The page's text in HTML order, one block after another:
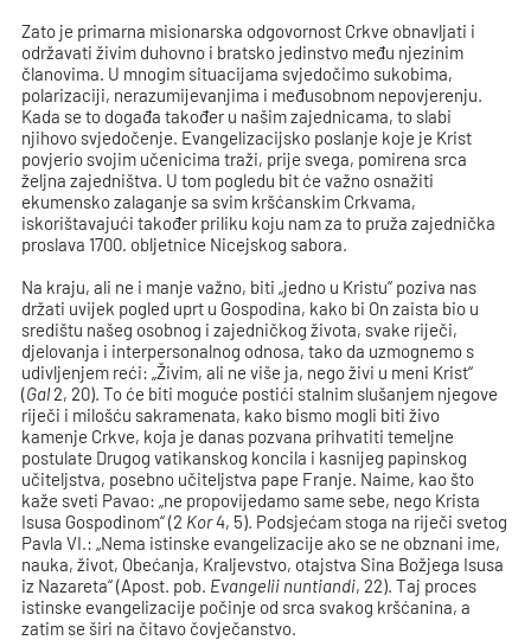
Zato je primarna misionarska odgovornost Crkve obnavljati i
održavati živim duhovno i bratsko jedinstvo među njezinim
članovima. U mnogim situacijama svjedočimo sukobima,
polarizaciji, nerazumijevanjima i međusobnom nepovjerenju.
Kada se to događa također u našim zajednicama, to slabi
njihovo svjedočenje. Evangelizacijsko poslanje koje je Krist
povjerio svojim učenicima traži, prije svega, pomirena srca
željna zajedništva. U tom pogledu bit će važno osnažiti
ekumensko zalaganje sa svim kršćanskim Crkvama,
iskorištavajući također priliku koju nam za to pruža zajednička
proslava 1700. obljetnice Nicejskog sabora.
Na kraju, ali ne i manje važno, biti „jedno u Kristu“ poziva nas
držati uvijek pogled uprt u Gospodina, kako bi On zaista bio u
središtu našeg osobnog i zajedničkog života, svake riječi,
djelovanja i interpersonalnog odnosa, tako da uzmognemo s
udivljenjem reći: „Živim, ali ne više ja, nego živi u meni Krist“
(Gal2, 20). To će biti moguće postići stalnim slušanjem njegove
riječi i milošću sakramenata, kako bismo mogli biti živo
kamenje Crkve, koja je danas pozvana prihvatiti temeljne
postulate Drugog vatikanskog koncila i kasnijeg papinskog
učiteljstva, posebno učiteljstva pape Franje. Naime, kao što
kaže sveti Pavao: „ne propovijedamo same sebe, nego Krista
Isusa Gospodinom“ (2 Kor4, 5). Podsjećam stoga na riječi svetog
Pavla VI.: „Nema istinske evangelizacije ako se ne obznani ime,
nauka, život, Obećanja, Kraljevstvo, otajstva Sina Božjega Isusa
iz Nazareta“ (Apost. pob. Evangelii nuntiandi, 22). Taj proces
istinske evangelizacije počinje od srca svakog kršćanina, a
zatim se širi na čitavo čovječanstvo.